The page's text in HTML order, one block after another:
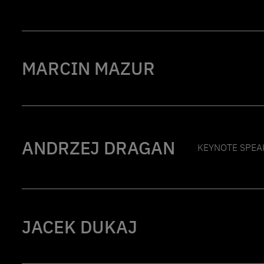
MARCIN MAZUR
ANDRZEJ DRAGAN KEYNOTE
JACEK DUKAJ